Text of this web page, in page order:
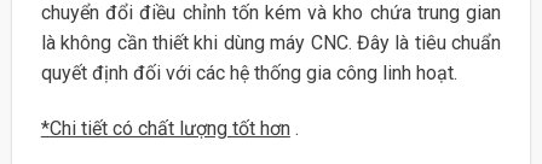
chuyển đổi điều chỉnh tốn kém và kho chứa trung gian
là không cần thiết khi dùng máy CNC. Đây là tiêu chuẩn
quyết định đối với các hệ thống gia công linh hoạt.
*Chi tiết có chất lượng tốt hơn.